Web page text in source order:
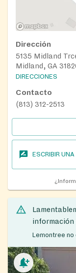
Dirección
5135 Midland
Midland, GA
DIRECCIONES
Contacto
(813) 312-2513
ESCRIBIR
información
Lemontree no